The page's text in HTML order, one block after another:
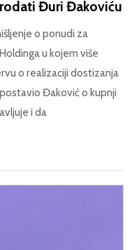
Đuri Đakoviću
o ponudi za
u kojem više
o realizaciji dostizanja
Đaković o kupnji
i da